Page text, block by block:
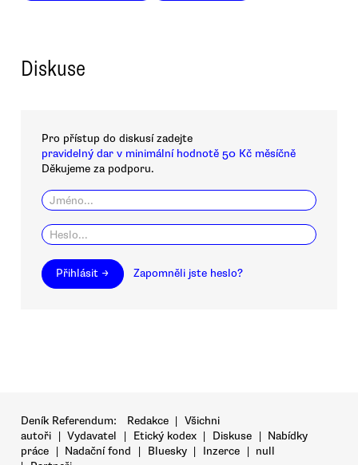
Diskuse
Pro přístup do diskusí zadejte
pravidelný dar v minimální hodnotě 50 Kč měsíčně
Děkujeme za podporu.
Přihlásit → Zapomněli jste heslo?
Deník Referendum: Redakce | Všichni
autoři | Vydavatel | Etický kodex | Diskuse | Nabídky
práce | Nadační fond | Bluesky | Inzerce | null